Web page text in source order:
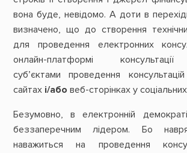
вона буде, невідомо. А доти в
визначено, що до створення
для проведення електронних
онлайн-платформі
суб’єктами проведення
сайтах і/або веб-сторінках у
Безумовно, в електронній
беззаперечним лідером. Бо
наважиться на проведення